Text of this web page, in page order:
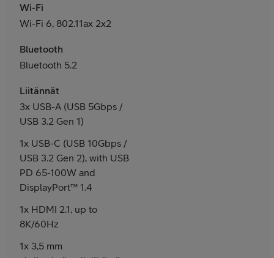
Wi-Fi
Wi-Fi 6, 802.11ax 2x2
Bluetooth
Bluetooth 5.2
Liitännät
3x USB-A (USB 5Gbps /
USB 3.2 Gen 1)
1x USB-C (USB 10Gbps /
USB 3.2 Gen 2), with USB
PD 65-100W and
DisplayPort™ 1.4
1x HDMI 2.1, up to
8K/60Hz
1x 3,5 mm